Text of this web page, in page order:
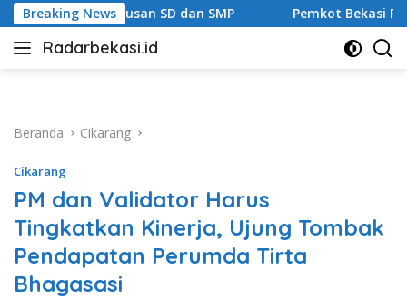
Langsung
ke
konten
Breaking News
SD dan SMP Pemkot Bekasi Percepat
Radarbekasi.id
Berita
Beranda
Cikarang
Cikarang
PM dan Validator Harus
Tingkatkan Kinerja, Ujung Tombak
Pendapatan Perumda Tirta
Bhagasasi